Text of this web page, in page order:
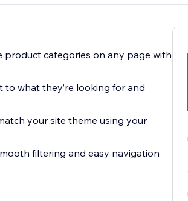
product categories on any page with
to what they’re looking for and
your site theme using your
filtering and easy navigation